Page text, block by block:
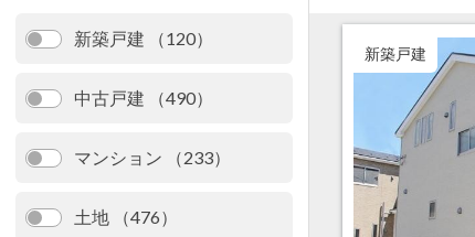
新築戸建 （120）
中古戸建 （490）
マンション （233）
土地 （476）
新築戸建